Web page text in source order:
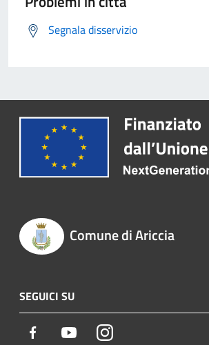
Segnala disservizio
Comune di Ariccia
SEGUICI SU
Facebook YoutubeInstagram